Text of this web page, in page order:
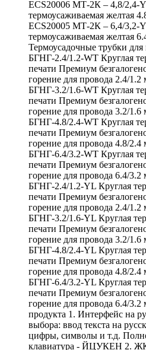
ECS20006 МТ-2К – 4,8/2,4-
термоусаживаемая желтая
ECS20005 МТ-2К – 6,4/3,2-
термоусаживаемая желтая
Термоусадочные трубки
БГНГ-2.4/1.2-WT Круглая
печати Премиум
горение для провода 2.4/
БГНГ-3.2/1.6-WT Круглая
печати Премиум
горение для провода 3.2/
БГНГ-4.8/2.4-WT Круглая
печати Премиум
горение для провода 4.8/
БГНГ-6.4/3.2-WT Круглая
печати Премиум
горение для провода 6.4/
БГНГ-2.4/1.2-YL Круглая
печати Премиум
горение для провода 2.4/
БГНГ-3.2/1.6-YL Круглая
печати Премиум
горение для провода 3.2/
БГНГ-4.8/2.4-YL Круглая
печати Премиум
горение для провода 4.8/
БГНГ-6.4/3.2-YL Круглая
печати Премиум
горение для провода 6.4/
продукта 1. Интерфейс на
выбора: ввод текста на
цифры, символы и т.д.
клавиатура - ЙЦУКЕН 2.